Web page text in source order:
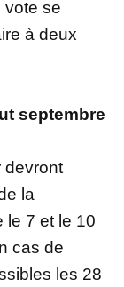
vote se
à deux
septembre
devront
la
le 7 et le 10
cas de
les 28